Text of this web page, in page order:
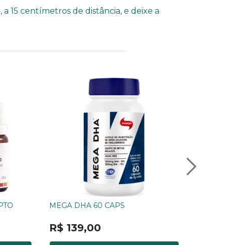
15 centímetros de distância, e deixe a
MEGA DHA 60 CAPS
R$ 139,00